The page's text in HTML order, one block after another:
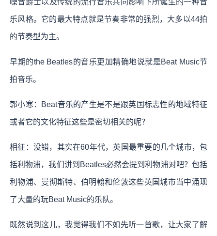
乐风格。它的最大特点就是节奏非常的强烈，大多以44拍
的节奏型为主。
早期的the Beatles的音乐更加精确地说就是Beat Music节
拍音乐。
郭小寒：Beat音乐的产生是不是跟英国标志性的地域特征
或者它的文化特征这些是密切相关的呢？
相征：没错，其实在60年代，英国最重要的几个城市，包
括利物浦，我们讲到Beatles必然会提到利物浦对吧？包括
利物浦、曼彻斯特、伯明翰和伦敦这些英国城市当中涌现
了大量的玩Beat Music的乐队。
既然说到这儿，我觉得我们不如先听一首歌，让大家了解